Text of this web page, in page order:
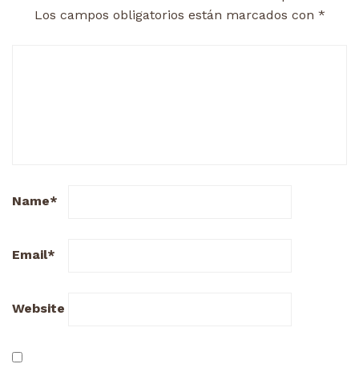
Los campos obligatorios están marcados con *
Name*
Email*
Website